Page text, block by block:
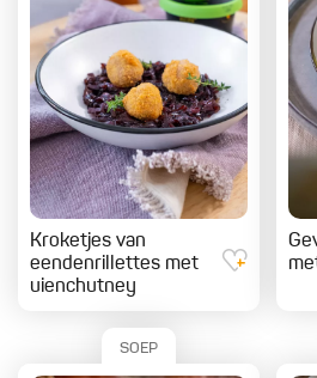
Kroketjes van
eendenrillettes met
uienchutney
SOEP